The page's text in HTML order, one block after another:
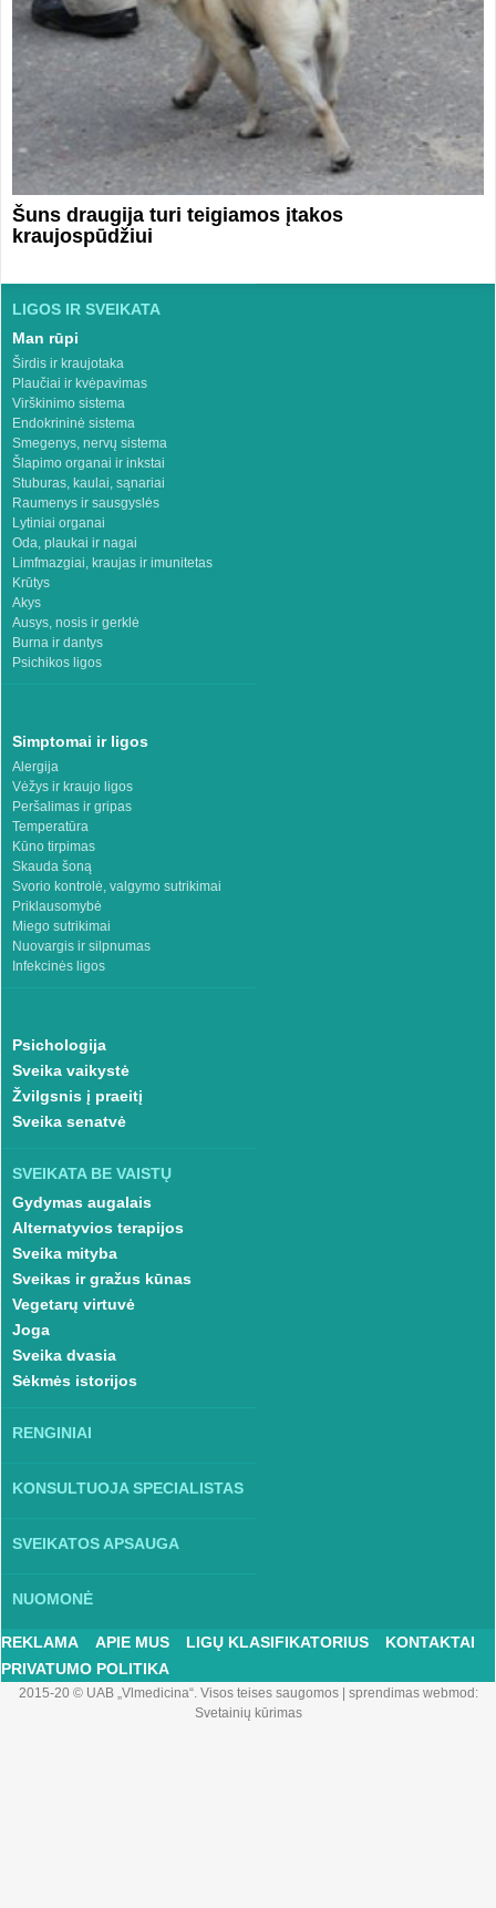
Šuns draugija turi teigiamos įtakos
kraujospūdžiui
LIGOS IR SVEIKATA
Man rūpi
Širdis ir kraujotaka
Plaučiai ir kvėpavimas
Virškinimo sistema
Endokrininė sistema
Smegenys, nervų sistema
Šlapimo organai ir inkstai
Stuburas, kaulai, sąnariai
Raumenys ir sausgyslės
Lytiniai organai
Oda, plaukai ir nagai
Limfmazgiai, kraujas ir imunitetas
Krūtys
Akys
Ausys, nosis ir gerklė
Burna ir dantys
Psichikos ligos
Simptomai ir ligos
Alergija
Vėžys ir kraujo ligos
Peršalimas ir gripas
Temperatūra
Kūno tirpimas
Skauda šoną
Svorio kontrolė, valgymo sutrikimai
Priklausomybė
Miego sutrikimai
Nuovargis ir silpnumas
Infekcinės ligos
Psichologija
Sveika vaikystė
Žvilgsnis į praeitį
Sveika senatvė
SVEIKATA BE VAISTŲ
Gydymas augalais
Alternatyvios terapijos
Sveika mityba
Sveikas ir gražus kūnas
Vegetarų virtuvė
Joga
Sveika dvasia
Sėkmės istorijos
RENGINIAI
KONSULTUOJA SPECIALISTAS
SVEIKATOS APSAUGA
NUOMONĖ
REKLAMA APIE MUS LIGŲ KLASIFIKATORIUS
KONTAKTAI
PRIVATUMO POLITIKA
2015-20 © UAB „Vlmedicina“. Visos teises saugomos| sprendimas webmod:
Svetainių kūrimas